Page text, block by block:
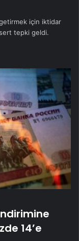
için iktidar
tepki geldi.
14’e